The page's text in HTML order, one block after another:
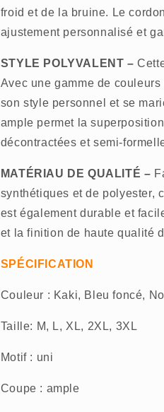
froid et de la bruine. Le
ajustement personnalisé et
STYLE POLYVALENT –
Avec une gamme de
son style personnel et se
ample permet la
décontractées et semi-
MATÉRIAU DE QUALITÉ –
synthétiques et de polyester,
est également durable et
et la finition de haute qualité
SPÉCIFICATION
Couleur : Kaki, Bleu foncé,
Taille: M, L, XL, 2XL, 3XL
Motif : uni
Coupe : ample